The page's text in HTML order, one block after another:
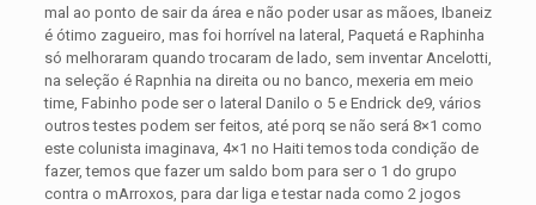
mal ao ponto de sair da área e não poder usar as mãoes, Ibaneiz
é ótimo zagueiro, mas foi horrível na lateral, Paquetá e Raphinha
só melhoraram quando trocaram de lado, sem inventar Ancelotti,
na seleção é Rapnhia na direita ou no banco, mexeria em meio
time, Fabinho pode ser o lateral Danilo o 5 e Endrick de9, vários
outros testes podem ser feitos, até porq se não será 8×1 como
este colunista imaginava, 4×1 no Haiti temos toda condição de
fazer, temos que fazer um saldo bom para ser o 1 do grupo
contra o mArroxos, para dar liga e testar nada como 2 jogos